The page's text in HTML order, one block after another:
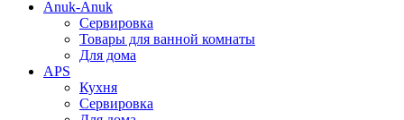
Anuk-Anuk
Сервировка
Товары для ванной комнаты
Для дома
APS
Кухня
Сервировка